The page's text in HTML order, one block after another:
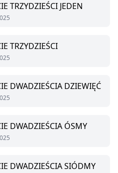
TRZYDZIEŚCI JEDEN
TRZYDZIEŚCI
DWADZIEŚCIA DZIEWIĘĆ
DWADZIEŚCIA ÓSMY
DWADZIEŚCIA SIÓDMY